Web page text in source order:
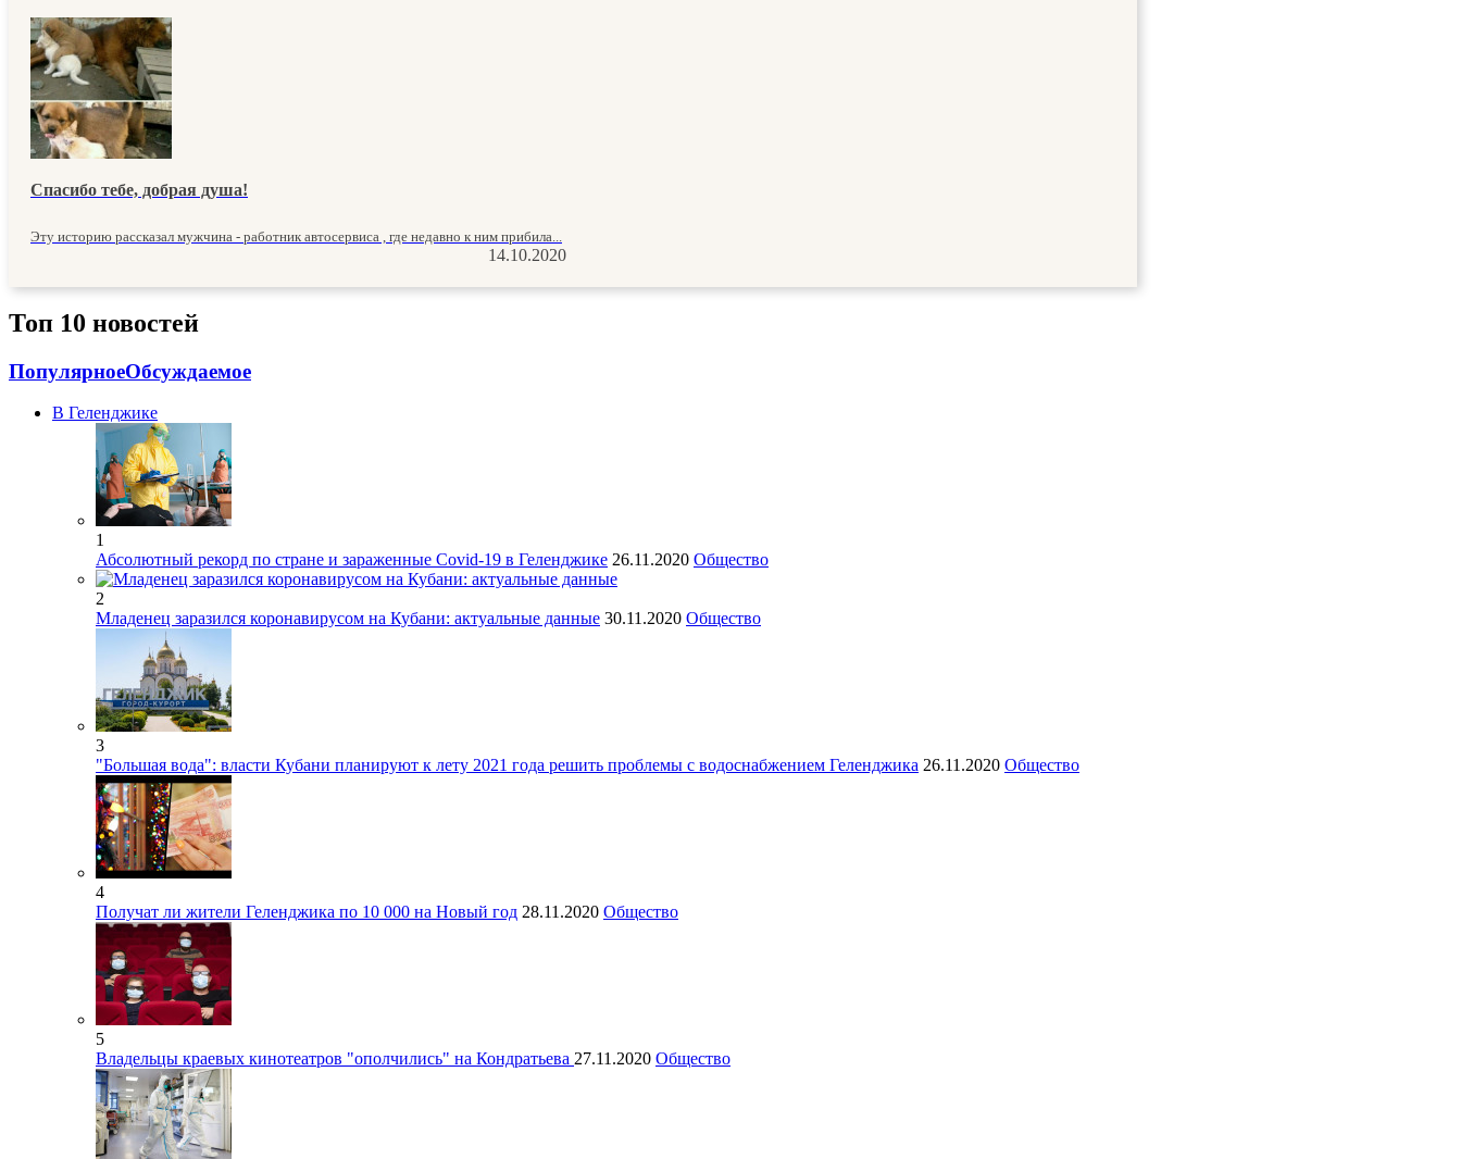
Спасибо тебе, добрая душа!
Эту историю рассказал мужчина - работник автосервиса , где недавно к ним прибила...
14.10.2020
Топ 10 новостей
ПопулярноеОбсуждаемое
В Геленджике
1
Абсолютный рекорд по стране и зараженные Covid-19 в Геленджике 26.11.2020 Общество
2
Младенец заразился коронавирусом на Кубани: актуальные данные 30.11.2020 Общество
3
"Большая вода": власти Кубани планируют к лету 2021 года решить проблемы с водоснабжением Геленджика 26.11.2020 Общество
4
Получат ли жители Геленджика по 10 000 на Новый год 28.11.2020 Общество
5
Владельцы краевых кинотеатров "ополчились" на Кондратьева 27.11.2020 Общество